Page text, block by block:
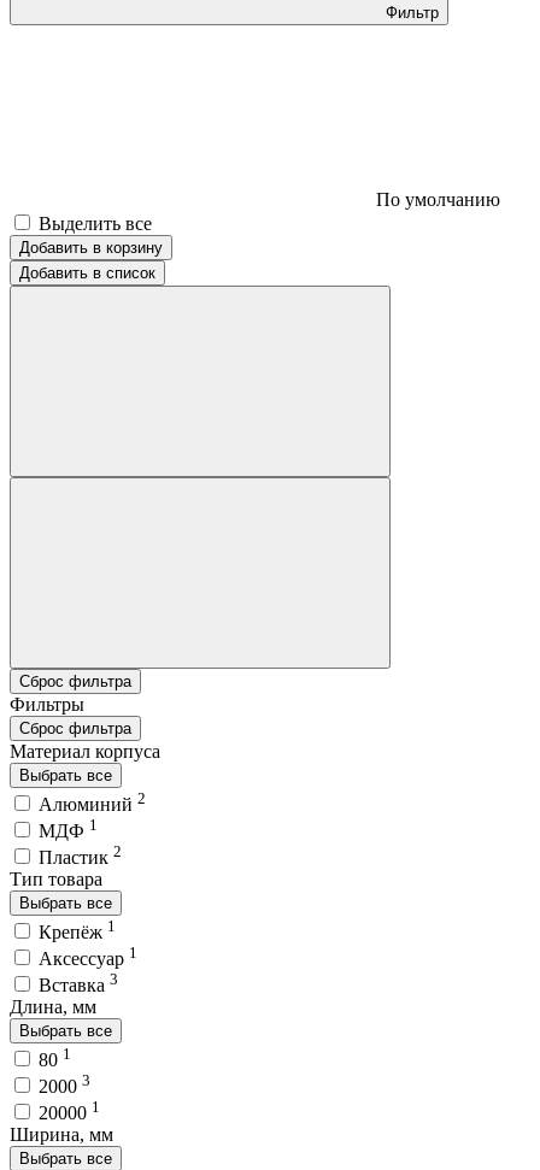
Фильтр
По умолчанию
Выделить все
Добавить в корзину
Добавить в список
Сброс фильтра
Фильтры
Сброс фильтра
Материал корпуса
Выбрать все
Алюминий 2
МДФ 1
Пластик 2
Тип товара
Выбрать все
Крепёж 1
Аксессуар 1
Вставка 3
Длина, мм
Выбрать все
80 1
2000 3
20000 1
Ширина, мм
Выбрать все